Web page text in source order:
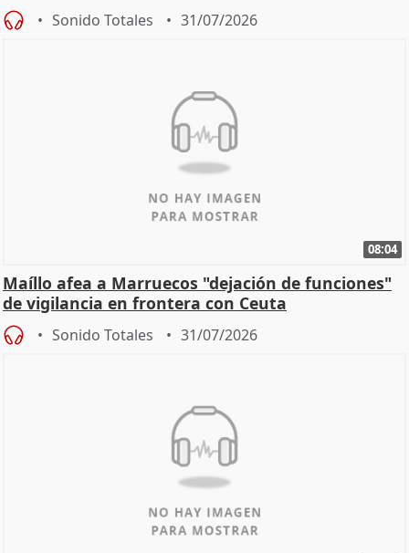
Sonido Totales 31/07/2026
08:04
Maíllo afea a Marruecos "dejación de funciones"
de vigilancia en frontera con Ceuta
Sonido Totales 31/07/2026